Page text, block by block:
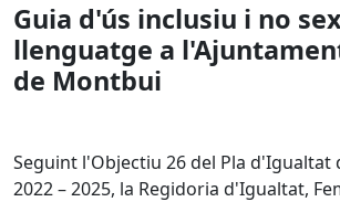
Guia d'ús inclusiu i no
llenguatge a
de Montbui
Seguint l'Objectiu 26 del Pla
2022 – 2025, la Regidoria d'Igualtat,